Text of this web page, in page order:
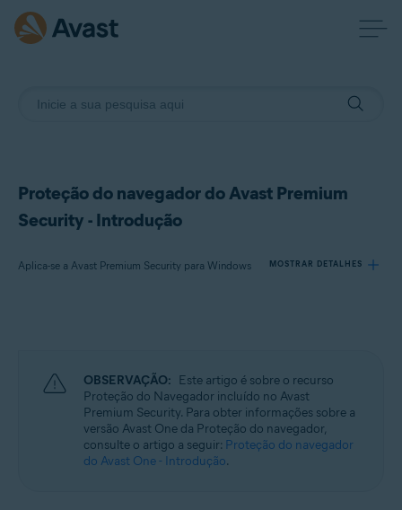
Proteção do navegador do Avast Premium
Security - Introdução
Aplica-se a Avast Premium Security para Windows MOSTRAR DETALHES
Sistemas operacionais:
Microsoft Windows 11 Home / Pro / Enterprise / Education
Microsoft Windows 10 Home / Pro / Enterprise / Education - 32 / 64-bit
Microsoft Windows 8.1 / Pro / Enterprise - 32 / 64-bit
Microsoft Windows 8 / Pro / Enterprise - 32 / 64-bit
OBSERVAÇÃO: Este artigo é sobre o recurso
Proteção do Navegador incluído no Avast
Premium Security. Para obter informações sobre a
versão Avast One da Proteção do navegador,
consulte o artigo a seguir: Proteção do navegador
do Avast One - Introdução.